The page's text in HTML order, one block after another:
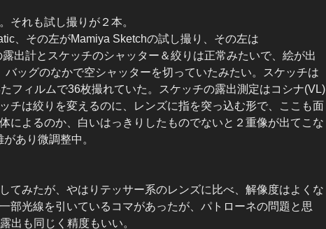
それも試し撮りが２本。
、その左がMamiya Sketchの試し撮り、その左は
出計とスケッチのシャッター＆絞りは正常みたいで、絵が出
バッグのなかで空シャッターを切っていたみたい。スケッチは
フィルムで36枚撮れていた。スケッチの露出測定はコシナ(VL)
チは絞りを変えるのに、レンズに指を突っ込む形で、ここも面
によるのか、白いはっきりしたものでないと２重像が出てこな
あり微調整中。
てみたが、やはりテッサー系のレンズに比べ、解像度はよくな
部光線を引いているコマがあったが、パトローネの問題と思
出も同じく精度もいい。